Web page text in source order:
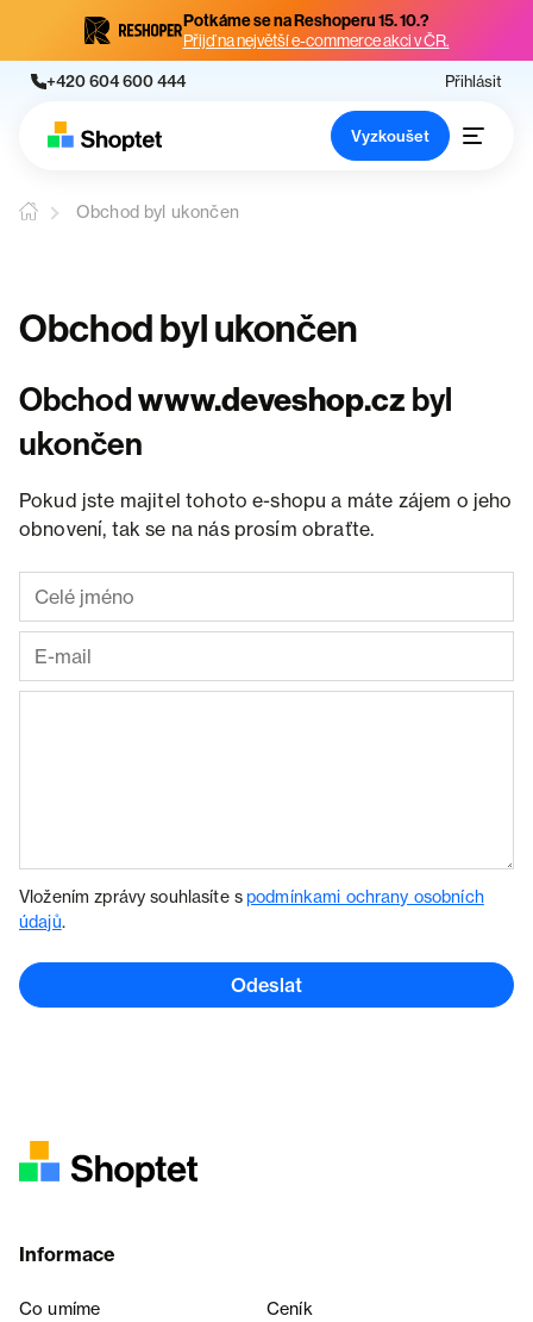
Potkáme se na Reshoperu 15. 10.?
Přijď na největší e-commerce akci v ČR.
+420 604 600 444 Přihlásit
Vyzkoušet
Obchod byl ukončen
Obchod byl ukončen
Obchodwww.deveshop.cz byl
ukončen
Pokud jste majitel tohoto e-shopu a máte zájem o jeho
obnovení, tak se na nás prosím obraťte.
Vložením zprávy souhlasíte spodmínkami ochrany osobních
údajů.
Odeslat
Informace
Co umíme
Ceník